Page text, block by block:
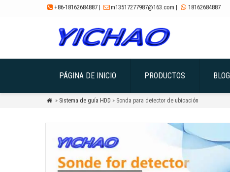
 +86-18162684887 | m13517277987@163.com |  18162684887
PÁGINA DE INICIO PRODUCTOS BLOG
 » Sistema de guía HDD » Sonda para detector de ubicación